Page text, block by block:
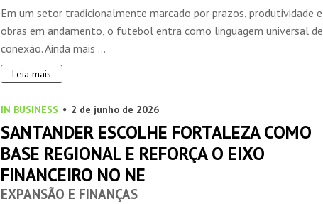
Em um setor tradicionalmente marcado por prazos, produtividade e
obras em andamento, o futebol entra como linguagem universal de
conexão. Ainda mais ...
Leia mais
IN BUSINESS 2 de junho de 2026
SANTANDER ESCOLHE FORTALEZA COMO
BASE REGIONAL E REFORÇA O EIXO
FINANCEIRO NO NE
EXPANSÃO E FINANÇAS